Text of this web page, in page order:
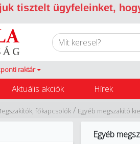
tisztelt ügyfeleinket,
raktár
Aktuális akciók Hírek
Egyéb megszakító
/
főkapcsolók
Egyéb